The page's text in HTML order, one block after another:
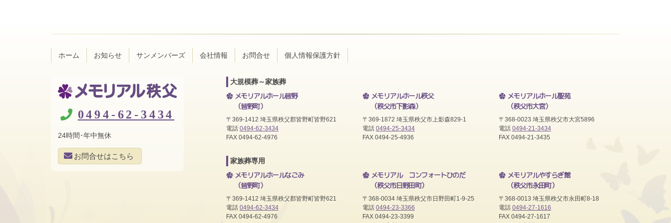
ツ
先
ホーム お知らせ サンメンバーズ 会社情報 お問合せ 個人情報保護方針
メモリアル秩
父
0494-62-3434
24時間･年中無休
お問合せはこちら
大規模葬～家族葬
メモリアルホール皆野
（皆野町）
〒369-1412 埼玉県秩父郡皆野町皆野621
電話 0494-62-3434
FAX 0494-62-4976
メモリアルホール秩父
（秩父市下影森）
〒369-1872 埼玉県秩父市上影森829-1
電話 0494-25-3434
FAX 0494-25-4936
メモリアルホール聖苑
（秩父市大宮）
〒368-0023 埼玉県秩父市大宮5896
電話 0494-21-3434
FAX 0494-21-3435
家族葬専用
メモリアルホールなごみ
（皆野町）
〒369-1412 埼玉県秩父郡皆野町皆野621
電話 0494-62-3434
FAX 0494-62-4976
メモリアル コンフォートひのだ
（秩父市日野田町）
〒368-0034 埼玉県秩父市日野田町1-9-25
電話 0494-23-3366
FAX 0494-23-3399
メモリアルやすらぎ館
（秩父市永田町）
〒368-0013 埼玉県秩父市永田町8-18
電話 0494-27-1616
FAX 0494-27-1617